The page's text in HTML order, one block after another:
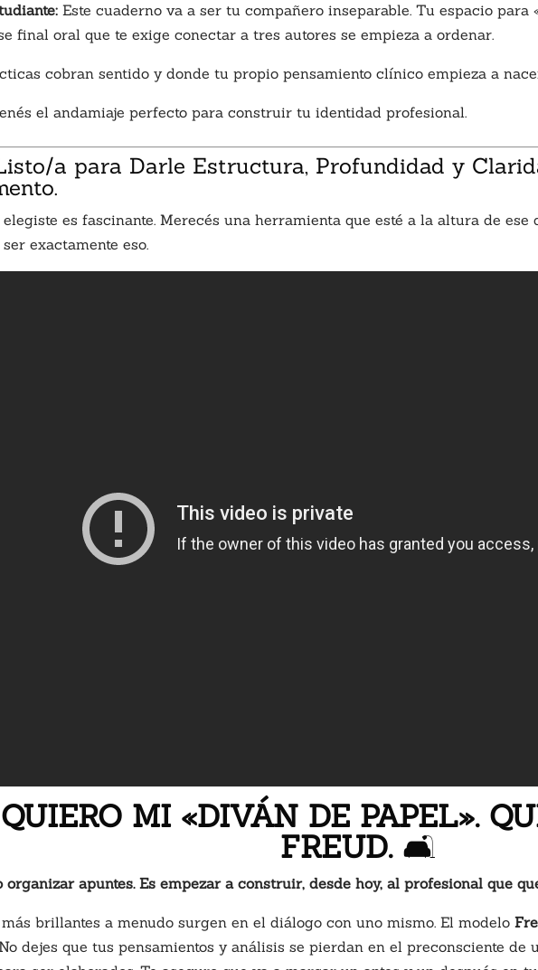
Este cuaderno va a ser tu compañero inseparable. Tu espacio para
final oral que te exige conectar a tres autores se empieza a ordenar.
cobran sentido y donde tu propio pensamiento clínico empieza a
el andamiaje perfecto para construir tu identidad profesional.
a para Darle Estructura, Profundidad y
es fascinante. Merecés una herramienta que esté a la altura de
exactamente eso.
MI «DIVÁN DE PAPEL».
FREUD. 🛋️
organizar apuntes. Es empezar a construir, desde hoy, al profesional que
brillantes a menudo surgen en el diálogo con uno mismo. El modelo
dejes que tus pensamientos y análisis se pierdan en el preconsciente de